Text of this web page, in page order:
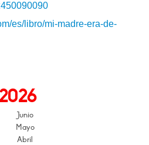
es/libro/mi-madre-era-de-
2026
Junio
Mayo
Abril